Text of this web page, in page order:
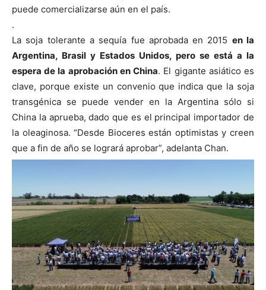
puede comercializarse aún en el país.
.
La soja tolerante a sequía fue aprobada en 2015 en la
Argentina, Brasil y Estados Unidos, pero se está a la
espera de la aprobación en China. El gigante asiático es
clave, porque existe un convenio que indica que la soja
transgénica se puede vender en la Argentina sólo si
China la aprueba, dado que es el principal importador de
la oleaginosa. “Desde Bioceres están optimistas y creen
que a fin de año se logrará aprobar”, adelanta Chan.